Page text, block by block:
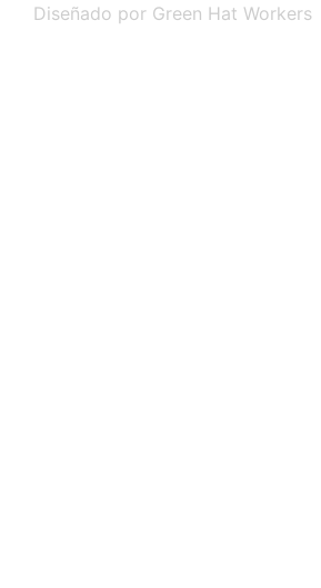
Diseñado por Green Hat Workers